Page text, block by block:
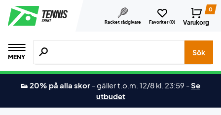
Racket rådgivare Favoriter (0)
0
Varukorg
MENY
Sök efter produkter, märken osv.
Sök
👟 20% på alla skor -gäller t.o.m. 12/8 kl. 23:59 -Se
utbudet